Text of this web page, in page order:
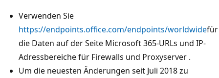
Verwenden Sie
https://endpoints.office.com/endpoints/worldwidefür
die Daten auf der Seite Microsoft 365-URLs und IP-
Adressbereiche für Firewalls und Proxyserver .
Um die neuesten Änderungen seit Juli 2018 zu